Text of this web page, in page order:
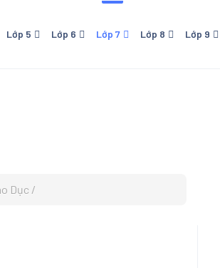
Lớp 5 Lớp 6 Lớp 7 Lớp 8 Lớp 9
Dục